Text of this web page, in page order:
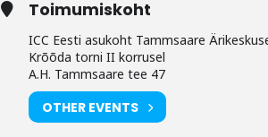
Toimumiskoht
ICC Eesti asukoht Tammsaare
Krõõda torni II korrusel
A.H. Tammsaare tee 47
OTHER EVENTS